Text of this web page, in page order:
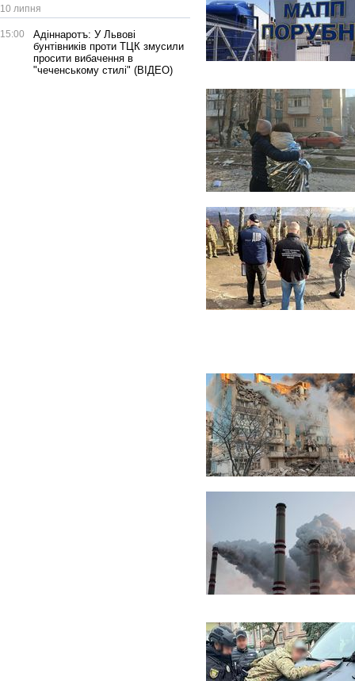
10 липня
15:00
Адіннаротъ: У Львові
бунтівників проти ТЦК змусили
просити вибачення в
"чеченському стилі" (ВІДЕО)